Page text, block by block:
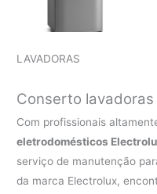
LAVADORAS
Conserto
Com profissionais
eletrodomésticos
serviço de manutenção
da marca Electrolux,